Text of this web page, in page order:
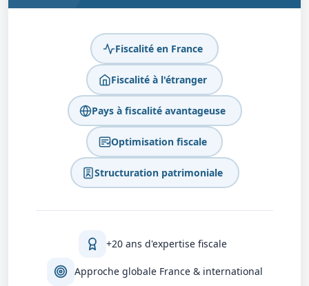
Fiscalité en France
Fiscalité à l'étranger
Pays à fiscalité avantageuse
Optimisation fiscale
Structuration patrimoniale
+20 ans d'expertise fiscale
Approche globale France & international